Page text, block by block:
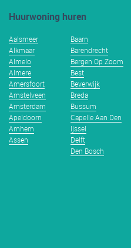
Huurwoning huren
Aalsmeer
Alkmaar
Almelo
Almere
Amersfoort
Amstelveen
Amsterdam
Apeldoorn
Arnhem
Assen
Baarn
Barendrecht
Bergen Op Zoom
Best
Beverwijk
Breda
Bussum
Capelle Aan Den
Ijssel
Delft
Den Bosch